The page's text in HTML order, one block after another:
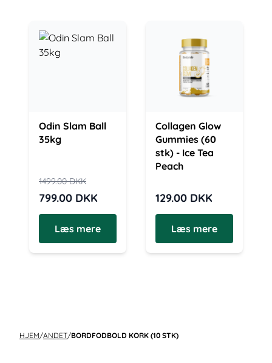
Odin Slam Ball
35kg
1499.00DKK
799.00 DKK
Læs mere
Collagen Glow
Gummies (60
stk) - Ice Tea
Peach
129.00 DKK
Læs mere
HJEM/ANDET/BORDFODBOLD KORK (10 STK)